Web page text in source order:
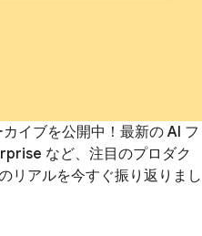
イブを公開中！最新の AI フ
など、注目のプロダク
リアルを今すぐ振り返りまし